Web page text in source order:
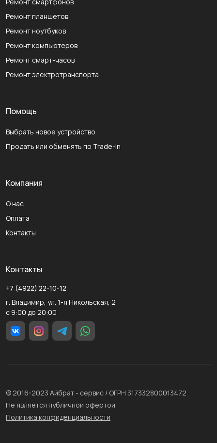
Ремонт планшетов
Ремонт ноутбуков
Ремонт компьютеров
Ремонт смарт-часов
Ремонт электротранспорта
Помощь
Выбрать новое устройство
Продать или обменять по Trade-In
Компания
О нас
Оплата
Контакты
Контакты
+7 (4922) 22-10-12
г. Владимир, ул. 1-я Никольская, 2
с 9:00 до 20:00
© 2016-2023 Айбрат - сервис / ОГРН 317332800013472
Не является публичной офертой
Политика конфиденциальности